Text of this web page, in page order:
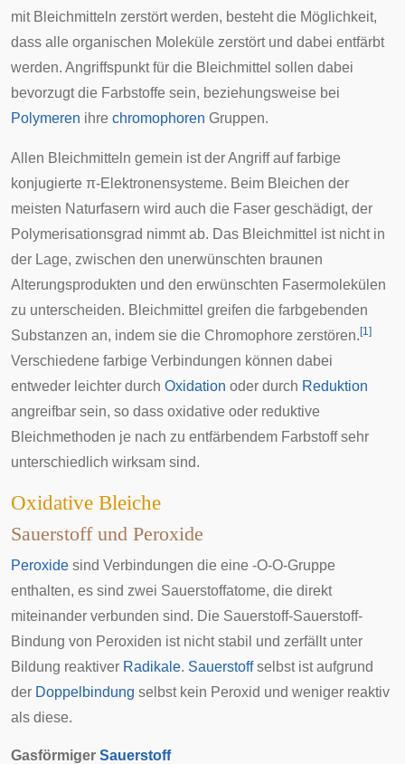
mit Bleichmitteln zerstört werden, besteht die Möglichkeit,
dass alle organischen Moleküle zerstört und dabei entfärbt
werden. Angriffspunkt für die Bleichmittel sollen dabei
bevorzugt die Farbstoffe sein, beziehungsweise bei
Polymeren ihre chromophoren Gruppen.
Allen Bleichmitteln gemein ist der Angriff auf farbige
konjugierte π-Elektronensysteme. Beim Bleichen der
meisten Naturfasern wird auch die Faser geschädigt, der
Polymerisationsgrad nimmt ab. Das Bleichmittel ist nicht in
der Lage, zwischen den unerwünschten braunen
Alterungsprodukten und den erwünschten Fasermolekülen
zu unterscheiden. Bleichmittel greifen die farbgebenden
Substanzen an, indem sie die Chromophore zerstören. [1]
Verschiedene farbige Verbindungen können dabei
entweder leichter durch Oxidation oder durch Reduktion
angreifbar sein, so dass oxidative oder reduktive
Bleichmethoden je nach zu entfärbendem Farbstoff sehr
unterschiedlich wirksam sind.
Oxidative Bleiche
Sauerstoff und Peroxide
Peroxide sind Verbindungen die eine -O-O-Gruppe
enthalten, es sind zwei Sauerstoffatome, die direkt
miteinander verbunden sind. Die Sauerstoff-Sauerstoff-
Bindung von Peroxiden ist nicht stabil und zerfällt unter
Bildung reaktiver Radikale. Sauerstoffselbst ist aufgrund
der Doppelbindung selbst kein Peroxid und weniger reaktiv
als diese.
Gasförmiger Sauerstoff